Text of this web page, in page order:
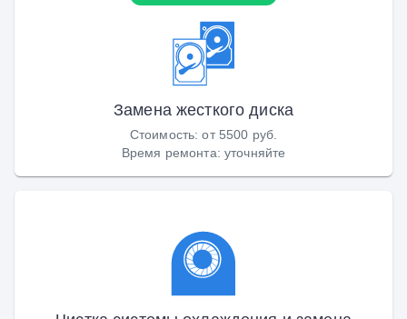
Замена жесткого диска
Стоимость:от 5500 руб.
Время ремонта: уточняйте